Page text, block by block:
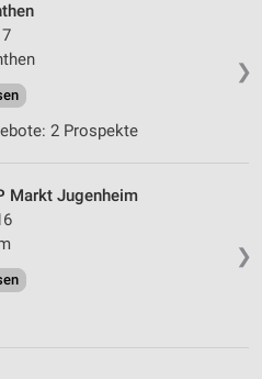
❯
2 Prospekte
❯
Markt Jugenheim